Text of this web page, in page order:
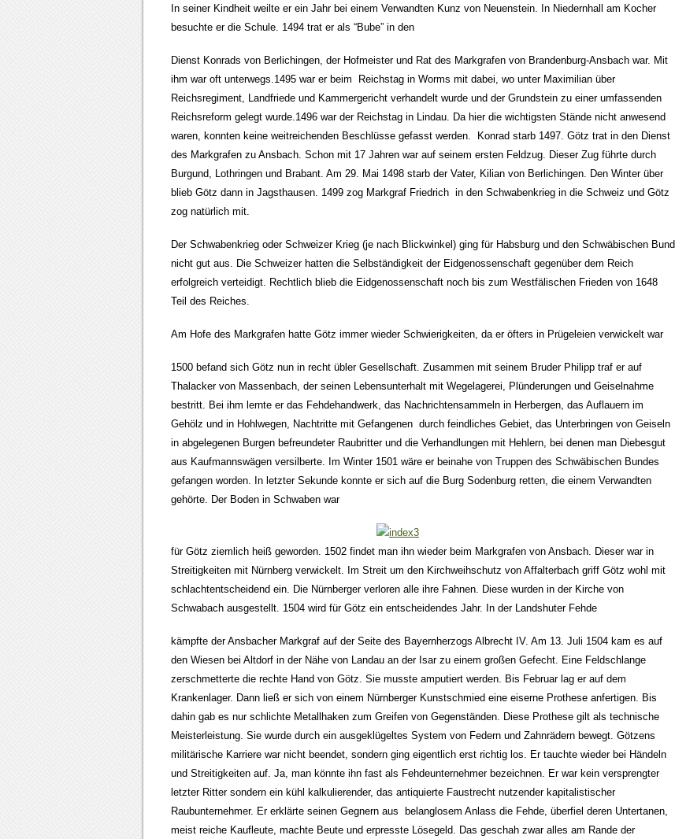
In seiner Kindheit weilte er ein Jahr bei einem Verwandten Kunz von Neuenstein. In Niedernhall am Kocher
besuchte er die Schule. 1494 trat er als “Bube” in den
Dienst Konrads von Berlichingen, der Hofmeister und Rat des Markgrafen von Brandenburg-Ansbach war. Mit
ihm war oft unterwegs.1495 war er beim Reichstag in Worms mit dabei, wo unter Maximilian über
Reichsregiment, Landfriede und Kammergericht verhandelt wurde und der Grundstein zu einer umfassenden
Reichsreform gelegt wurde.1496 war der Reichstag in Lindau. Da hier die wichtigsten Stände nicht anwesend
waren, konnten keine weitreichenden Beschlüsse gefasst werden. Konrad starb 1497. Götz trat in den Dienst
des Markgrafen zu Ansbach. Schon mit 17 Jahren war auf seinem ersten Feldzug. Dieser Zug führte durch
Burgund, Lothringen und Brabant. Am 29. Mai 1498 starb der Vater, Kilian von Berlichingen. Den Winter über
blieb Götz dann in Jagsthausen. 1499 zog Markgraf Friedrich in den Schwabenkrieg in die Schweiz und Götz
zog natürlich mit.
Der Schwabenkrieg oder Schweizer Krieg (je nach Blickwinkel) ging für Habsburg und den Schwäbischen Bund
nicht gut aus. Die Schweizer hatten die Selbständigkeit der Eidgenossenschaft gegenüber dem Reich
erfolgreich verteidigt. Rechtlich blieb die Eidgenossenschaft noch bis zum Westfälischen Frieden von 1648
Teil des Reiches.
Am Hofe des Markgrafen hatte Götz immer wieder Schwierigkeiten, da er öfters in Prügeleien verwickelt war
1500 befand sich Götz nun in recht übler Gesellschaft. Zusammen mit seinem Bruder Philipp traf er auf
Thalacker von Massenbach, der seinen Lebensunterhalt mit Wegelagerei, Plünderungen und Geiselnahme
bestritt. Bei ihm lernte er das Fehdehandwerk, das Nachrichtensammeln in Herbergen, das Auflauern im
Gehölz und in Hohlwegen, Nachtritte mit Gefangenen durch feindliches Gebiet, das Unterbringen von Geiseln
in abgelegenen Burgen befreundeter Raubritter und die Verhandlungen mit Hehlern, bei denen man Diebesgut
aus Kaufmannswägen versilberte. Im Winter 1501 wäre er beinahe von Truppen des Schwäbischen Bundes
gefangen worden. In letzter Sekunde konnte er sich auf die Burg Sodenburg retten, die einem Verwandten
gehörte. Der Boden in Schwaben war
für Götz ziemlich heiß geworden. 1502 findet man ihn wieder beim Markgrafen von Ansbach. Dieser war in
Streitigkeiten mit Nürnberg verwickelt. Im Streit um den Kirchweihschutz von Affalterbach griff Götz wohl mit
schlachtentscheidend ein. Die Nürnberger verloren alle ihre Fahnen. Diese wurden in der Kirche von
Schwabach ausgestellt. 1504 wird für Götz ein entscheidendes Jahr. In der Landshuter Fehde
kämpfte der Ansbacher Markgraf auf der Seite des Bayernherzogs Albrecht IV. Am 13. Juli 1504 kam es auf
den Wiesen bei Altdorf in der Nähe von Landau an der Isar zu einem großen Gefecht. Eine Feldschlange
zerschmetterte die rechte Hand von Götz. Sie musste amputiert werden. Bis Februar lag er auf dem
Krankenlager. Dann ließ er sich von einem Nürnberger Kunstschmied eine eiserne Prothese anfertigen. Bis
dahin gab es nur schlichte Metallhaken zum Greifen von Gegenständen. Diese Prothese gilt als technische
Meisterleistung. Sie wurde durch ein ausgeklügeltes System von Federn und Zahnrädern bewegt. Götzens
militärische Karriere war nicht beendet, sondern ging eigentlich erst richtig los. Er tauchte wieder bei Händeln
und Streitigkeiten auf. Ja, man könnte ihn fast als Fehdeunternehmer bezeichnen. Er war kein versprengter
letzter Ritter sondern ein kühl kalkulierender, das antiquierte Faustrecht nutzender kapitalistischer
Raubunternehmer. Er erklärte seinen Gegnern aus belanglosem Anlass die Fehde, überfiel deren Untertanen,
meist reiche Kaufleute, machte Beute und erpresste Lösegeld. Das geschah zwar alles am Rande der